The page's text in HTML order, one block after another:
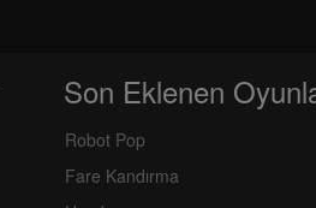
Son Eklenen
Robot Pop
Fare Kandırma